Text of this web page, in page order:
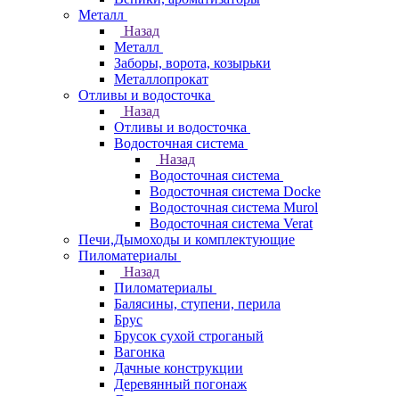
Металл
Назад
Металл
Заборы, ворота, козырьки
Металлопрокат
Отливы и водосточка
Назад
Отливы и водосточка
Водосточная система
Назад
Водосточная система
Водосточная система Docke
Водосточная система Murol
Водосточная система Verat
Печи,Дымоходы и комплектующие
Пиломатериалы
Назад
Пиломатериалы
Балясины, ступени, перила
Брус
Брусок сухой строганый
Вагонка
Дачные конструкции
Деревянный погонаж